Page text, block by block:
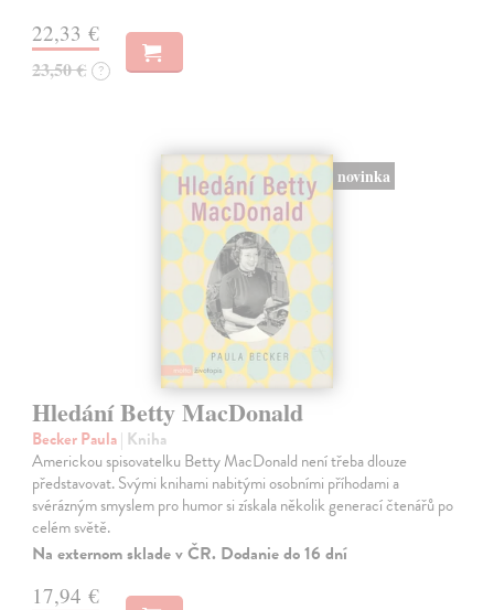
22,33 €
23,50 € ?
novinka
Hledání Betty MacDonald
Becker Paula| Kniha
Americkou spisovatelku Betty MacDonald není třeba dlouze
představovat. Svými knihami nabitými osobními příhodami a
svérázným smyslem pro humor si získala několik generací čtenářů po
celém světě.
Na externom sklade v ČR. Dodanie do 16 dní
17,94 €